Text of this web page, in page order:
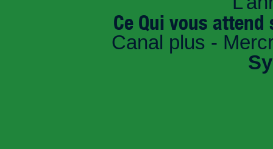
Ce Qui vous
Canal plus -